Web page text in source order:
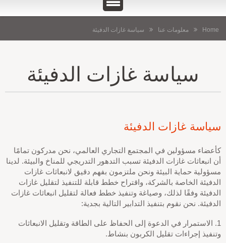
Home معلومات عنا سياسة غازات الدفيئة
سياسة غازات الدفيئة
سياسة غازات الدفيئة
كأعضاء مسؤولين في المجتمع التجاري العالمي، نحن مدركون تمامًا
أن انبعاثات غازات الدفيئة تسبب التدهور التدريجي للمناخ والبيئة. لدينا
مسؤولية حماية البيئة ونحن ملتزمون بفهم دقيق لانبعاثات غازات
الدفيئة الخاصة بالشركة، واقتراح خطط قابلة للتنفيذ لتقليل غازات
الدفيئة وفقًا لذلك، وصياغة وتنفيذ خطط فعالة لتقليل انبعاثات غازات
الدفيئة. نحن نقوم بتنفيذ التدابير التالية بجدية:
1. الاستمرار في الدعوة إلى الحفاظ على الطاقة وتقليل الانبعاثات
وتنفيذ إجراءات تقليل الكربون بنشاط.